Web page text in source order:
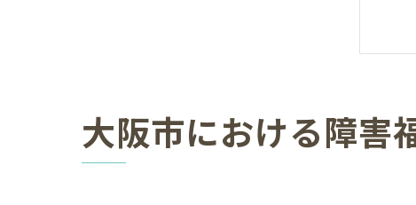
大阪市における障害